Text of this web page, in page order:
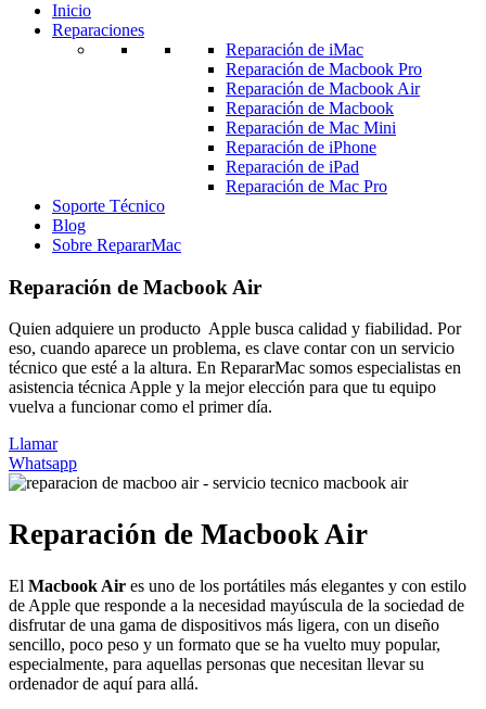
Inicio
Reparaciones
Reparación de iMac
Reparación de Macbook Pro
Reparación de Macbook Air
Reparación de Macbook
Reparación de Mac Mini
Reparación de iPhone
Reparación de iPad
Reparación de Mac Pro
Soporte Técnico
Blog
Sobre RepararMac
Reparación de Macbook Air
Quien adquiere un producto Apple busca calidad y fiabilidad. Por
eso, cuando aparece un problema, es clave contar con un servicio
técnico que esté a la altura. En RepararMac somos especialistas en
asistencia técnica Apple y la mejor elección para que tu equipo
vuelva a funcionar como el primer día.
Llamar
Whatsapp
Reparación de Macbook Air
El Macbook Air es uno de los portátiles más elegantes y con estilo
de Apple que responde a la necesidad mayúscula de la sociedad de
disfrutar de una gama de dispositivos más ligera, con un diseño
sencillo, poco peso y un formato que se ha vuelto muy popular,
especialmente, para aquellas personas que necesitan llevar su
ordenador de aquí para allá.